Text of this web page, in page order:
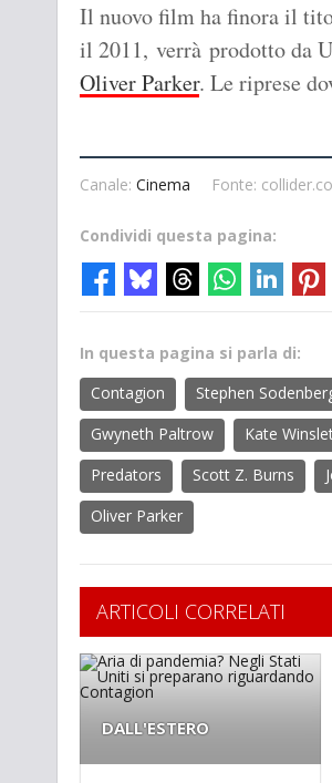
Il nuovo film ha finora il
il 2011, verrà prodotto da
Oliver Parker. Le riprese
Canale: Cinema Fonte:
Condividi questa pagina:
In questa pagina si parla di:
Contagion
Stephen
Gwyneth Paltrow
Kate
Predators
Scott Z. Burns
Oliver Parker
ARTICOLI CORRELATI
DALL'ESTERO